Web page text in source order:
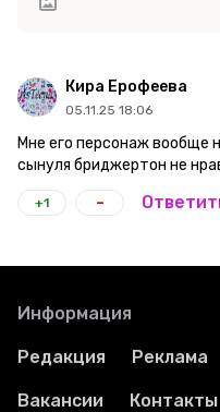
Кира Ерофеева
05.11.25 18:06
Мне его персонаж вообще
сынуля бриджертон не
+1 -
Информация
Редакция Реклама
Вакансии Контакты